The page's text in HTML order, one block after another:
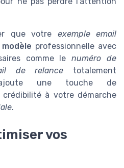
que votre exemple email
professionnelle avec
comme lenuméro de
de relance totalement
ajoute une touche de
à votre démarche
.
vos